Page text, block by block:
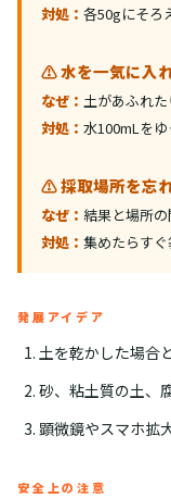
対処： 各50gにそろ
⚠️ 水を一気に入
なぜ： 土があふれた
対処： 水100mLをゆ
⚠️ 採取場所を忘
なぜ： 結果と場所の
対処： 集めたらすぐ
発展アイデア
土を乾かした場合
砂、粘土質の土、
顕微鏡やスマホ拡
安全上の注意